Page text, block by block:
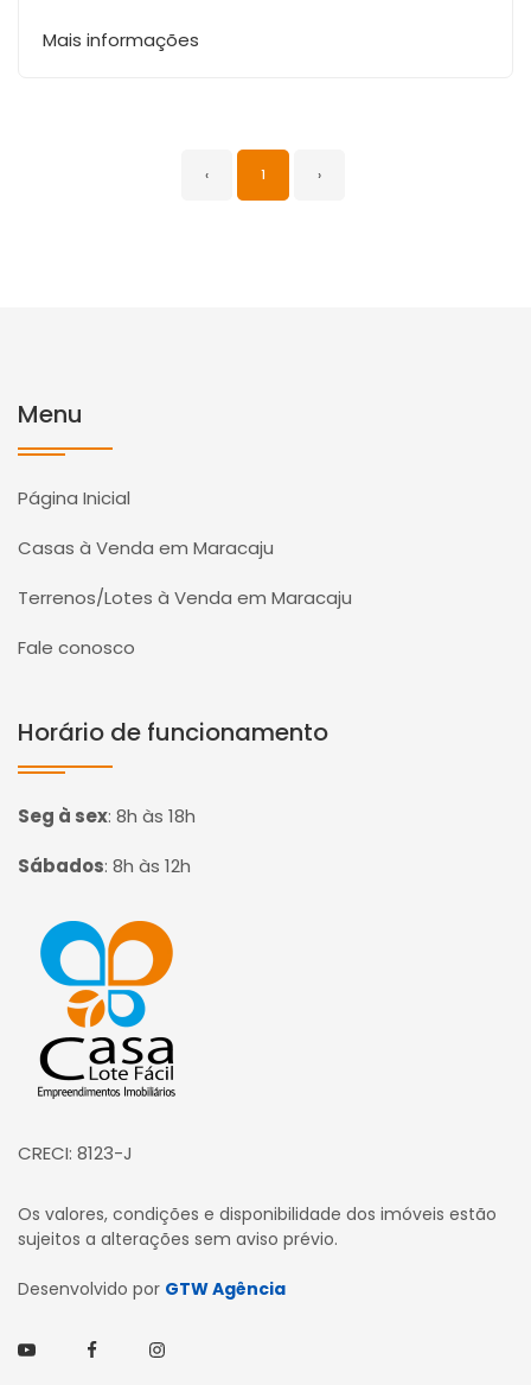
Mais informações
‹ 1 ›
Menu
Página Inicial
Casas à Venda em Maracaju
Terrenos/Lotes à Venda em Maracaju
Fale conosco
Horário de funcionamento
Seg à sex: 8h às 18h
Sábados: 8h às 12h
Página inicial
CRECI: 8123-J
Os valores, condições e disponibilidade dos imóveis estão
sujeitos a alterações sem aviso prévio.
Desenvolvido por GTW Agência
YoutubeFacebookInstagram